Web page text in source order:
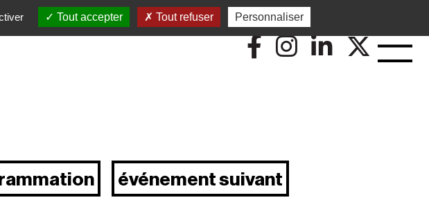
événement suivant
Tout accepter Tout refuser Personnaliser